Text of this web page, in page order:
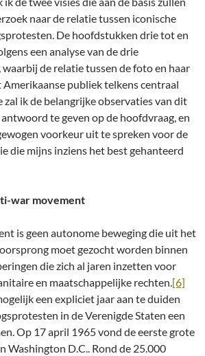
naar de relatie tussen iconische
De hoofdstukken drie tot en
een analyse van de drie
waarbij de relatie tussen de foto en haar
publiek telkens centraal
zal ik de belangrijke observaties van dit
te geven op de hoofdvraag, en
voorkeur uit te spreken voor de
die mijns inziens het best gehanteerd
war movement
is geen autonome beweging die uit het
moet gezocht worden binnen
die zich al jaren inzetten voor
en maatschappelijke rechten.[6]
een expliciet jaar aan te duiden
in de Verenigde Staten een
Op 17 april 1965 vond de eerste grote
Washington D.C.. Rond de 25.000